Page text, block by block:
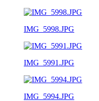
IMG_5998.JPG
IMG_5991.JPG
IMG_5994.JPG